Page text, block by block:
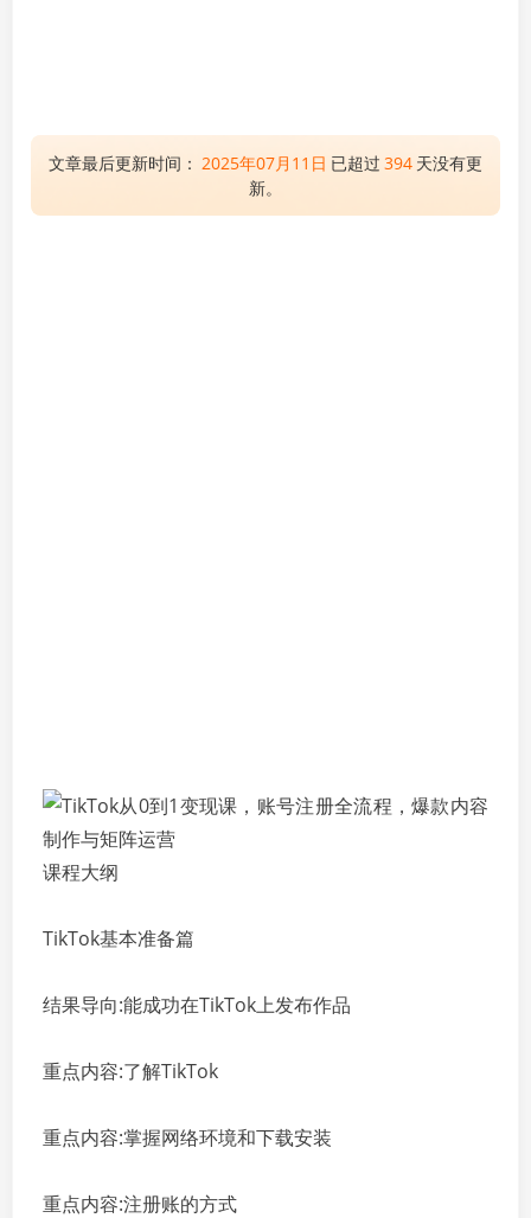
文章最后更新时间： 2025年07月11日 已超过 394 天没有更
新。
课程大纲
TikTok基本准备篇
结果导向:能成功在TikTok上发布作品
重点内容:了解TikTok
重点内容:掌握网络环境和下载安装
重点内容:注册账的方式